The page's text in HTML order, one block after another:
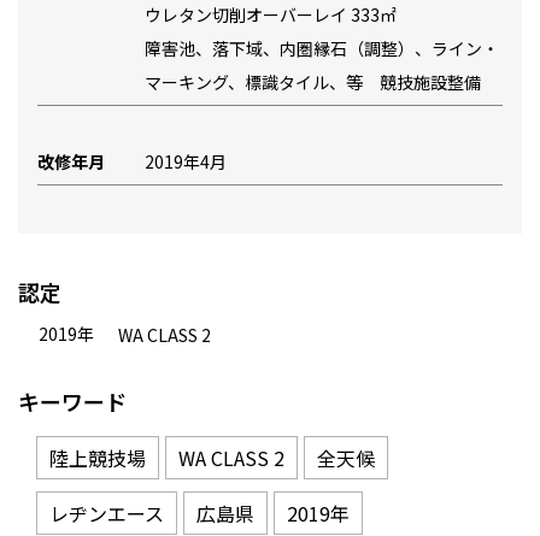
ウレタン切削オーバーレイ 333㎡
障害池、落下域、内圏縁石（調整）、ライン・
マーキング、標識タイル、等 競技施設整備
改修年月 2019年4月
認定
2019年 WA CLASS 2
キーワード
陸上競技場 WA CLASS 2
全天候
レヂンエース
広島県 2019年